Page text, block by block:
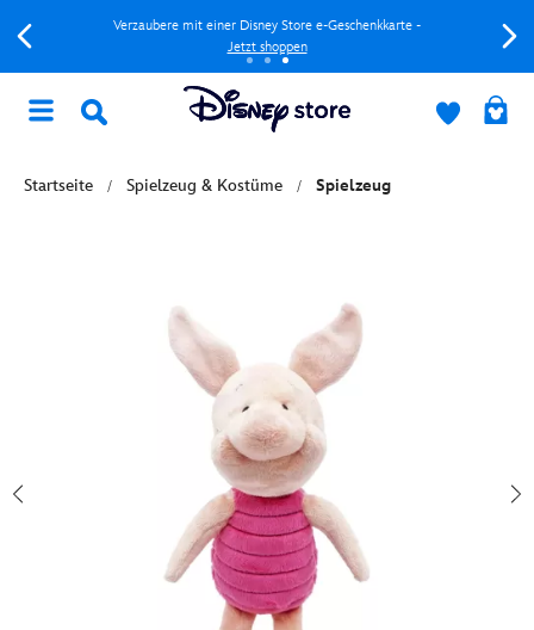
Verzaubere mit einer Disney Store e-Geschenkkarte -
Jetzt shoppen
Startseite Spielzeug & Kostüme Spielzeug